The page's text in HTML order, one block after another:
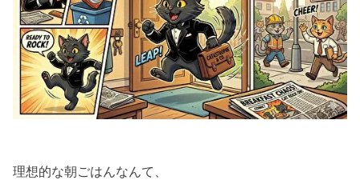
理想的な朝ごはんなんて、